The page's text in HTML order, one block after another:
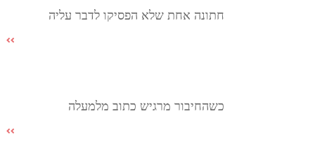
חתונה אחת שלא הפסיקו לדבר עליה
כשהחיבור מרגיש כתוב מלמעלה